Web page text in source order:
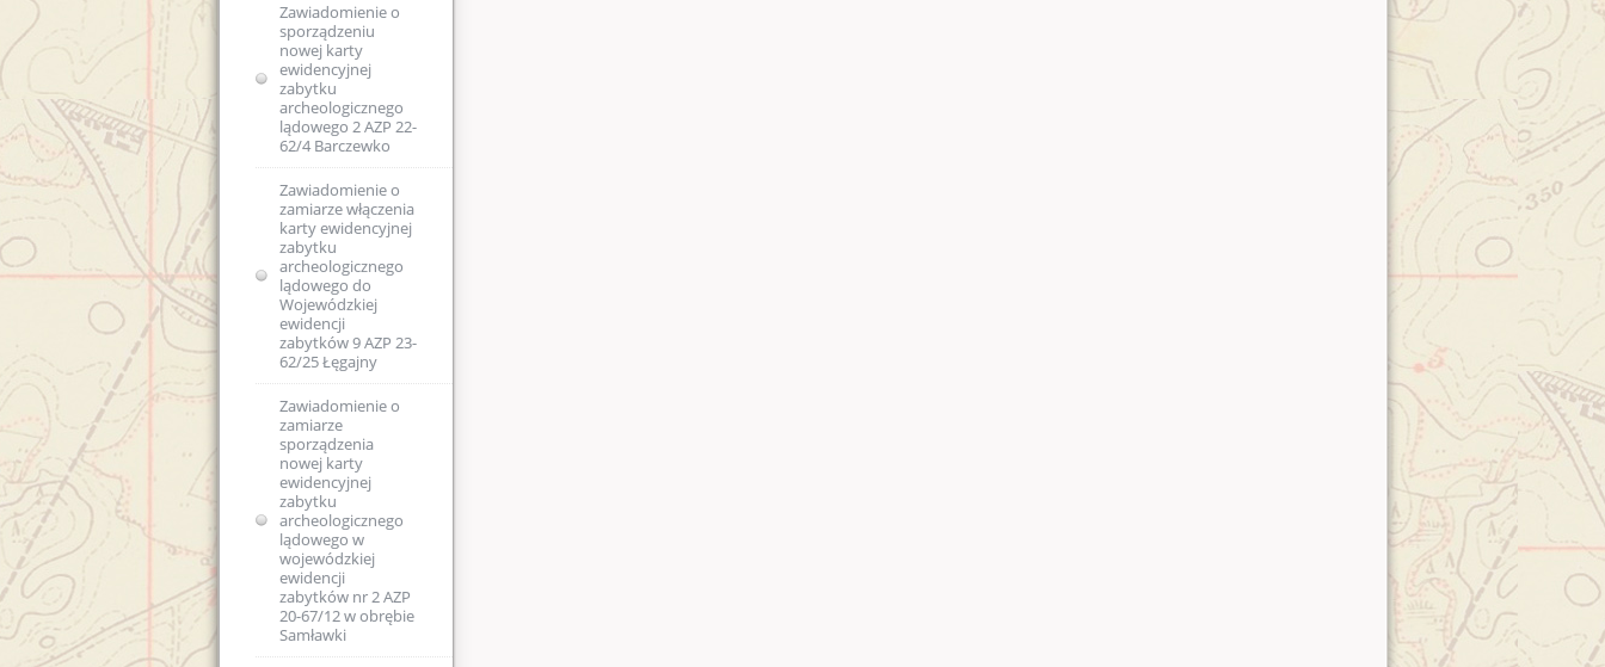
Zawiadomienie o
sporządzeniu
nowej karty
ewidencyjnej
zabytku
archeologicznego
lądowego 2 AZP 22-
62/4 Barczewko
Zawiadomienie o
zamiarze włączenia
karty ewidencyjnej
zabytku
archeologicznego
lądowego do
Wojewódzkiej
ewidencji
zabytków 9 AZP 23-
62/25 Łęgajny
Zawiadomienie o
zamiarze
sporządzenia
nowej karty
ewidencyjnej
zabytku
archeologicznego
lądowego w
wojewódzkiej
ewidencji
zabytków nr 2 AZP
20-67/12 w obrębie
Samławki